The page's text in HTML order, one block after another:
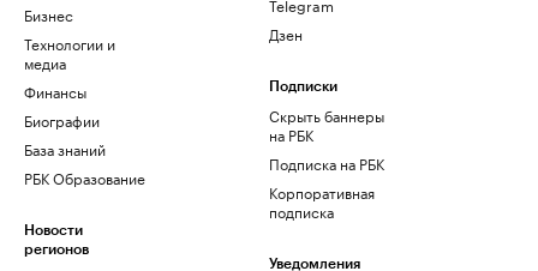
Бизнес
Технологии и
медиа
Финансы
Биографии
База знаний
РБК Образование
Новости
регионов
Дзен
Подписки
Скрыть баннеры
на РБК
Подписка на РБК
Корпоративная
подписка
Уведомления